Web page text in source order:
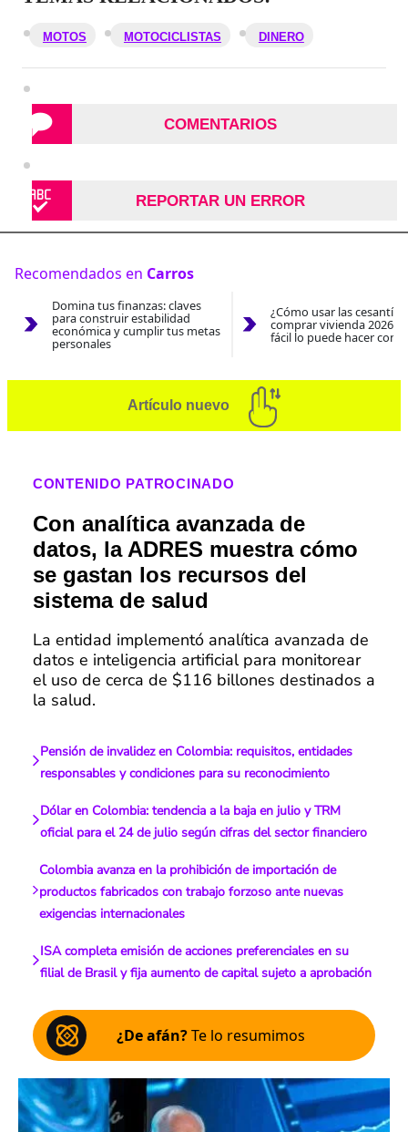
MOTOS MOTOCICLISTAS DINERO
COMENTARIOS
REPORTAR UN ERROR
Recomendados en Carros
Domina tus finanzas: claves
para construir estabilidad
económica y cumplir tus metas
personales
¿Cómo usar las
comprar vivienda 2026?
fácil lo puede hacer con
Artículo nuevo
CONTENIDO PATROCINADO
Con analítica avanzada de
datos, la ADRES muestra cómo
se gastan los recursos del
sistema de salud
La entidad implementó analítica avanzada de
datos e inteligencia artificial para monitorear
el uso de cerca de $116 billones destinados a
la salud.
Pensión de invalidez en Colombia: requisitos, entidades
responsables y condiciones para su reconocimiento
Dólar en Colombia: tendencia a la baja en julio y TRM
oficial para el 24 de julio según cifras del sector financiero
Colombia avanza en la prohibición de importación de
productos fabricados con trabajo forzoso ante nuevas
exigencias internacionales
ISA completa emisión de acciones preferenciales en su
filial de Brasil y fija aumento de capital sujeto a aprobación
¿De afán?Te lo resumimos